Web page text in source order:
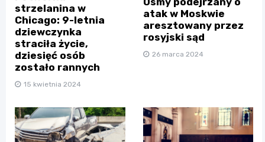
strzelanina w
Chicago: 9-letnia
dziewczynka
straciła życie,
dziesięć osób
zostało rannych
15 kwietnia 2024
atak w Moskwie
aresztowany przez
rosyjski sąd
26 marca 2024